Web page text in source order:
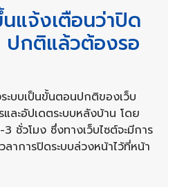
แจ้งเตือนว่าปิด
ปกติแล้วต้องรอ
ะบบเป็นขั้นตอนปกติของเว็บ
ละอัปเดตระบบหลังบ้าน โดย
3 ชั่วโมง ซึ่งทางเว็บไซต์จะมีการ
าการปิดระบบล่วงหน้าไว้ที่หน้า